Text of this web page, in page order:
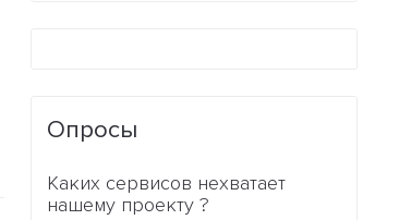
Опросы
Каких сервисов нехватает
нашему проекту ?